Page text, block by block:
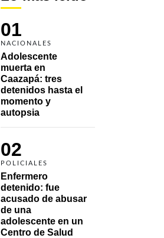
01
NACIONALES
Adolescente
muerta en
Caazapá: tres
detenidos hasta el
momento y
autopsia
02
POLICIALES
Enfermero
detenido: fue
acusado de abusar
de una
adolescente en un
Centro de Salud